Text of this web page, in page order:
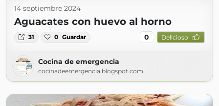
14 septiembre 2024
Aguacates con huevo al horno
31 0 Guardar 0 Delicioso
Cocina de emergencia
cocinadeemergencia.blogspot.com